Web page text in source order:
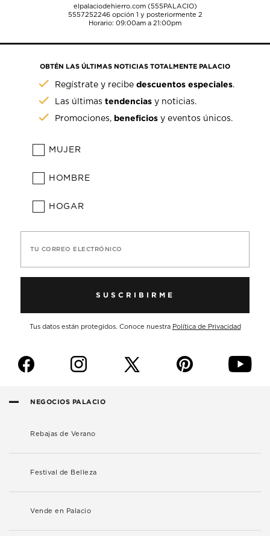
elpalaciodehierro.com (555PALACIO)
5557252246opción 1 y posteriormente 2
Horario: 09:00am a 21:00pm
OBTÉN LAS ÚLTIMAS NOTICIAS TOTALMENTE PALACIO
Regístrate y recibedescuentos especiales.
Las últimastendencias y noticias.
Promociones, beneficios y eventos únicos.
MUJER
HOMBRE
HOGAR
TU CORREO ELECTRÓNICO
SUSCRIBIRME
Tus datos están protegidos. Conoce nuestra Política de Privacidad
f i p y
NEGOCIOS PALACIO
Rebajas de Verano
Festival de Belleza
Vende en Palacio